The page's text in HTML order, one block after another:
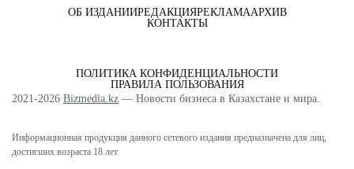
ОБ ИЗДАНИИРЕДАКЦИЯРЕКЛАМААРХИВ
КОНТАКТЫ
ПОЛИТИКА КОНФИДЕНЦИАЛЬНОСТИ
ПРАВИЛА ПОЛЬЗОВАНИЯ
2021-2026 Bizmedia.kz — Новости бизнеса в Казахстане и мира.
Информационная продукция данного сетевого издания предназначена для лиц,
достигших возраста 18 лет